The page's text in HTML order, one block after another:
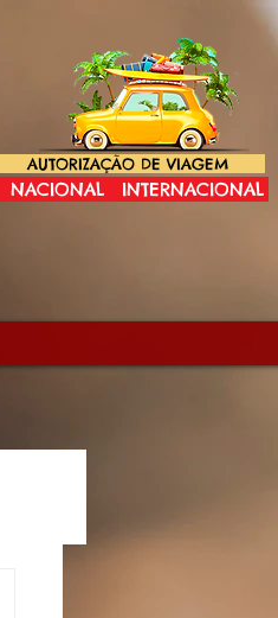
AUTORIZAÇÃO DE VIAGEM
NACIONAL INTERNACIONAL